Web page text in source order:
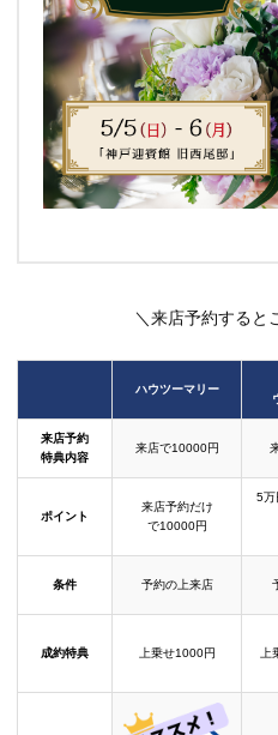
＼来店予約すると
ハウツーマリー
来店予約
特典内容
来店で10000円
ポイント
来店予約だけ
で10000円
5万
条件 予約の上来店
成約特典 上乗せ1000円